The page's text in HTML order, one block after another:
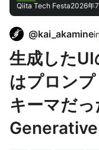
Qiita Tech Festa2026年
@kai_akamine
生成した
はプロン
キーマだ